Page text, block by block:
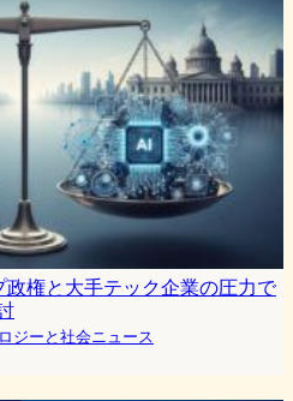
権と大手テック企業の圧力で
ジーと社会ニュース